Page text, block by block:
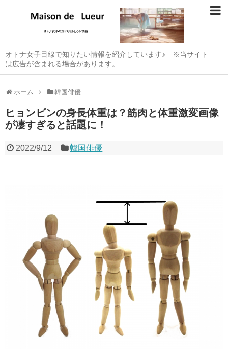
オトナ女子目線で知りたい情報を紹介しています♪ ※当サイト
は広告が含まれる場合があります。
ホーム 韓国俳優
ヒョンビンの身長体重は？筋肉と体重激変画像
が凄すぎると話題に！
2022/9/12 韓国俳優